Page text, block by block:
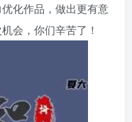
化作品，做出更有意
会，你们辛苦了！